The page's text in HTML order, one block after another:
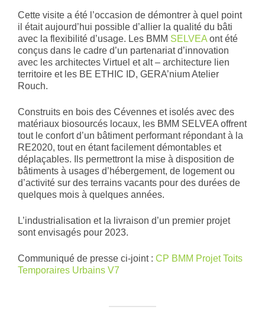
Cette visite a été l’occasion de démontrer à quel point
il était aujourd’hui possible d’allier la qualité du bâti
avec la flexibilité d’usage. Les BMM SELVEA ont été
conçus dans le cadre d’un partenariat d’innovation
avec les architectes Virtuel et alt – architecture lien
territoire et les BE ETHIC ID, GERA’nium Atelier
Rouch.
Construits en bois des Cévennes et isolés avec des
matériaux biosourcés locaux, les BMM SELVEA offrent
tout le confort d’un bâtiment performant répondant à la
RE2020, tout en étant facilement démontables et
déplaçables. Ils permettront la mise à disposition de
bâtiments à usages d’hébergement, de logement ou
d’activité sur des terrains vacants pour des durées de
quelques mois à quelques années.
L’industrialisation et la livraison d’un premier projet
sont envisagés pour 2023.
Communiqué de presse ci-joint : CP BMM Projet Toits
Temporaires Urbains V7